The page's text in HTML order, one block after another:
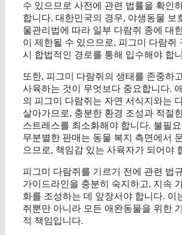
수 있으므로 사전에 관련 법률을 확인
합니다. 대한민국의 경우, 야생동물 보
물관리법에 따라 일부 다람쥐 종에 대
이 제한될 수 있으므로, 피그미 다람쥐
시 합법적인 경로를 통해 입수해야 합
또한, 피그미 다람쥐의 생태를 존중하
사육하는 것이 무엇보다 중요합니다.
의 피그미 다람쥐는 자연 서식지와는
살아가므로, 충분한 환경 조성과 적절
스트레스를 최소화해야 합니다. 불필
무분별한 판매는 동물 복지 측면에서
으므로, 책임감 있는 사육자가 되어야
피그미 다람쥐를 기르기 전에 관련 법
가이드라인을 충분히 숙지하고, 지속
화를 조성하는 데 앞장서야 합니다. 이
쥐뿐만 아니라 모든 애완동물을 위한
적 책임입니다.